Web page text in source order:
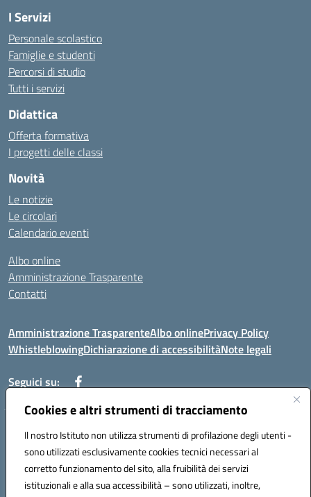
Cookies e altri strumenti di tracciamento
Il nostro Istituto non utilizza strumenti di profilazione degli utenti -
sono utilizzati esclusivamente cookies tecnici necessari al
corretto funzionamento del sito, alla fruibilità dei servizi
istituzionali e alla sua accessibilità – sono utilizzati, inoltre,
I Servizi
Personale scolastico
Famiglie e studenti
Percorsi di studio
Tutti i servizi
Didattica
Offerta formativa
I progetti delle classi
Novità
Le notizie
Le circolari
Calendario eventi
Albo online
Amministrazione Trasparente
Contatti
Amministrazione TrasparenteAlbo onlinePrivacy Policy
WhistleblowingDichiarazione di accessibilitàNote legali
Seguici su:
Telefono: 0881814875
Mail: fgic86100g@istruzione.it PEC: fgic86100g@pec.istruzione.it
Codice univoco ufficio: UF0Y26 Codice IPA: istsc_fgic86100g
Codice meccanografico: FGIC86100G
Codice fiscale: 80030630711